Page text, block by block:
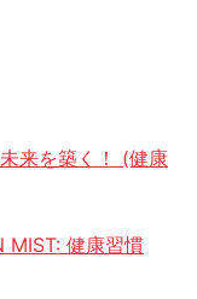
来を築く！ (健康
MIST: 健康習慣